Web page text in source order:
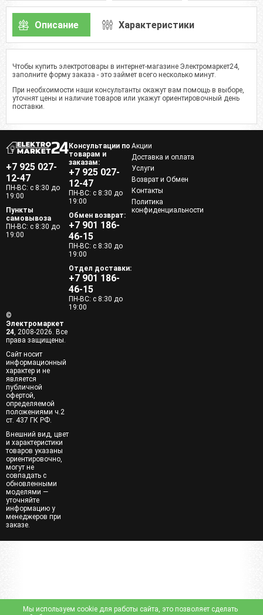
Описание Характеристики
Чтобы купить электротовары в интернет-магазине Электромаркет24,
заполните форму заказа - это займет всего несколько минут.
При необхоимости наши консультанты окажут вам помощь в выборе,
уточнят цены и наличие товаров или укажут ориентировочный день
поставки.
+7 925 027-
12-47
ПН-ВС: с 8:30 до
19:00
Пункты
самовывоза
ПН-ВС: с 8:30 до
19:00
Консультации по
товарам и
заказам:
+7 925 027-
12-47
ПН-ВС: с 8:30 до
19:00
Обмен возврат:
+7 901 186-
46-15
ПН-ВС: с 8:30 до
19:00
Отдел доставки:
+7 901 186-
46-15
ПН-ВС: с 8:30 до
19:00
Акции
Доставка и оплата
Услуги
Возврат и Обмен
Контакты
Политика
конфиденциальности
©
Электромаркет
24, 2008-2026. Все
права защищены.
Сайт носит
информационный
характер и не
является
публичной
офертой,
определяемой
положениями ч.2
ст. 437 ГК РФ.
Внешний вид, цвет
и характеристики
товаров указаны
ориентировочно,
могут не
совпадать с
обновленными
моделями —
уточняйте
информацию у
менеджеров при
заказе.
Мы используем cookie для работы сайта, это позволяет сделать